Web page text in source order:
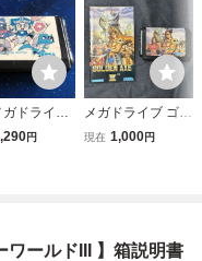
ガドライ
スターワ
円
メガドライブ ゴー
ルデンアックスIII
現在 1,000円
ワールドIII 】箱説明書